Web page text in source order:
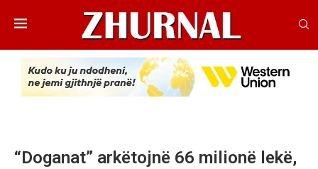
“Doganat” arkëtojnë 66 milionë lekë,